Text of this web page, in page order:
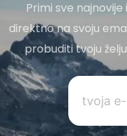
Primi sve
direktno na svoju
probuditi tvoju